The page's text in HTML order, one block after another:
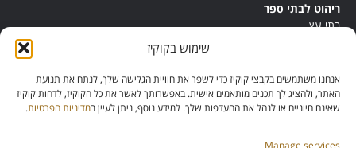
שימוש בקוקיז
אנחנו משתמשים בקבצי קוקיז כדי לשפר את חוויית הגלישה שלך, לנתח את תנועת
האתר, ולהציג לך תכנים מותאמים אישית. באפשרותך לאשר את כל הקוקיז, לדחות קוקיז
שאינם חיוניים או לנהל את ההעדפות שלך. למידע נוסף, ניתן לעיין במדיניות הפרטיות.
Manage services
ריהוט לבתי ספר
בתי עץ
ריהוט מונטסורי
ריהוט אנתרופוסופי